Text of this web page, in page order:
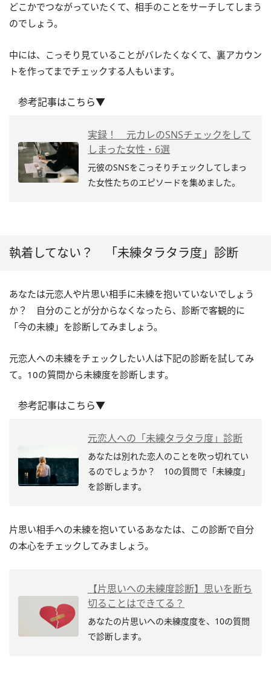
どこかでつながっていたくて、相手のことをサーチしてしまう
のでしょう。
中には、こっそり見ていることがバレたくなくて、裏アカウン
トを作ってまでチェックする人もいます。
参考記事はこちら▼
実録！ 元カレのSNSチェックをして
しまった女性・6選
元彼のSNSをこっそりチェックしてしまっ
た女性たちのエピソードを集めました。
執着してない？ 「未練タラタラ度」診断
あなたは元恋人や片思い相手に未練を抱いていないでしょう
か？ 自分のことが分からなくなったら、診断で客観的に
「今の未練」を診断してみましょう。
元恋人への未練をチェックしたい人は下記の診断を試してみ
て。10の質問から未練度を診断します。
参考記事はこちら▼
元恋人への「未練タラタラ度」診断
あなたは別れた恋人のことを吹っ切れてい
るのでしょうか？ 10の質問で「未練度」
を診断します。
片思い相手への未練を抱いているあなたは、この診断で自分
の本心をチェックしてみましょう。
【片思いへの未練度診断】思いを断ち
切ることはできてる？
あなたの片思いへの未練度度を、10の質問
で診断します。